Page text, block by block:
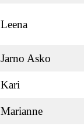
Leena
Jarno Asko
Kari
Marianne